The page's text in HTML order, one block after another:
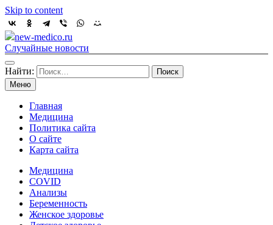
Skip to content
new-medico.ru
Случайные новости
Найти:
Меню
Главная
Медицина
Политика сайта
О сайте
Карта сайта
Медицина
COVID
Анализы
Беременность
Женское здоровье